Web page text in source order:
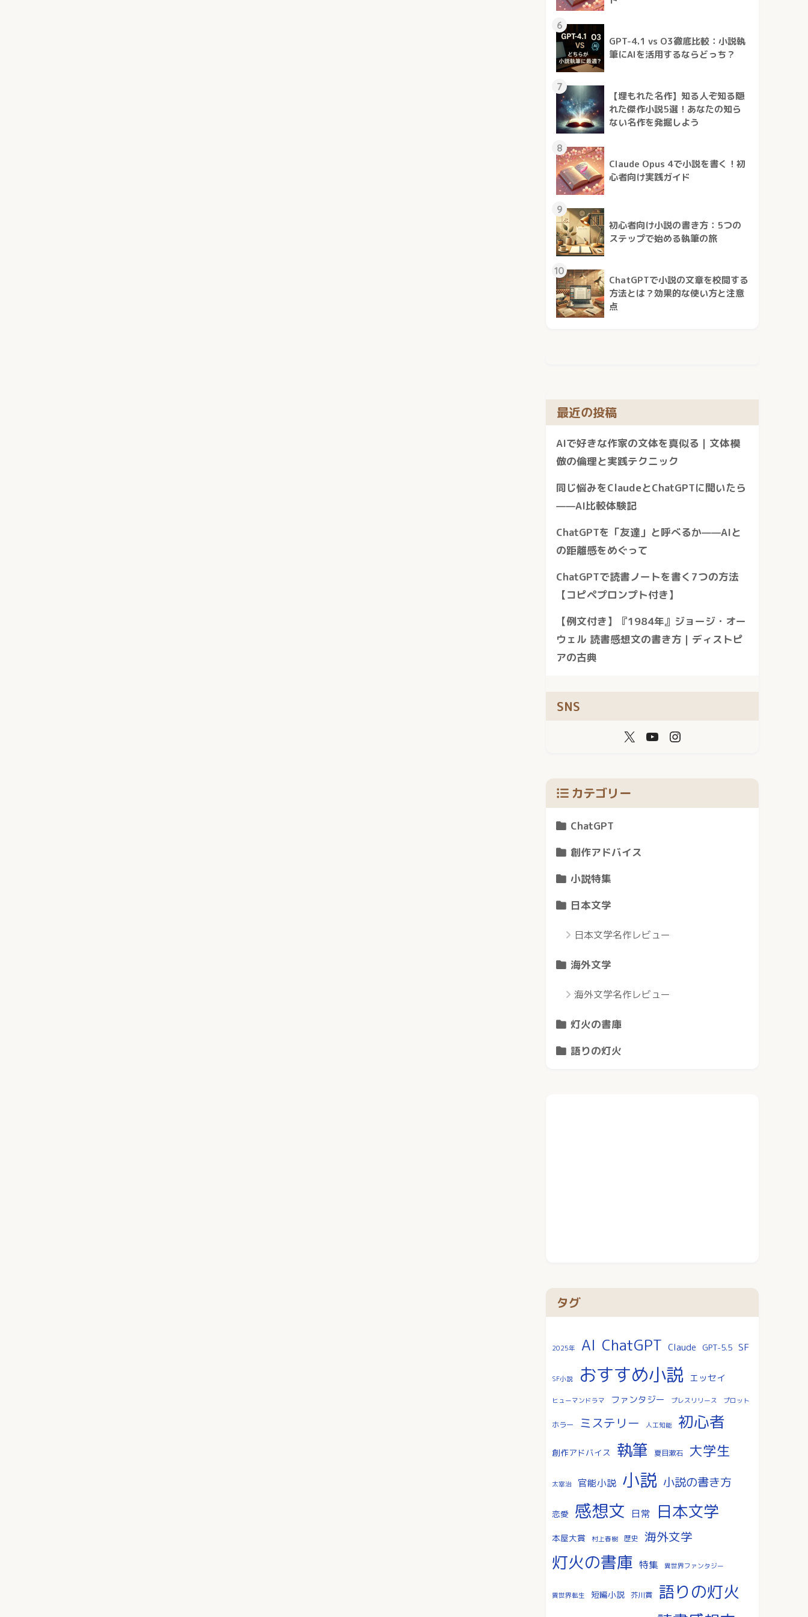
6
GPT-4.1 vs O3徹底比較：小説執
筆にAIを活用するならどっち？
7
【埋もれた名作】知る人ぞ知る隠
れた傑作小説5選！あなたの知ら
ない名作を発掘しよう
8
Claude Opus 4で小説を書く！初
心者向け実践ガイド
9
初心者向け小説の書き方：5つの
ステップで始める執筆の旅
10
ChatGPTで小説の文章を校閲する
方法とは？効果的な使い方と注意
点
最近の投稿
AIで好きな作家の文体を真似る｜文体模
倣の倫理と実践テクニック
同じ悩みをClaudeとChatGPTに聞いたら
——AI比較体験記
ChatGPTを「友達」と呼べるか——AIと
の距離感をめぐって
ChatGPTで読書ノートを書く7つの方法
【コピペプロンプト付き】
【例文付き】『1984年』ジョージ・オー
ウェル 読書感想文の書き方｜ディストピ
アの古典
SNS
カテゴリー
ChatGPT
創作アドバイス
小説特集
日本文学
日本文学名作レビュー
海外文学
海外文学名作レビュー
灯火の書庫
語りの灯火
タグ
2025年 AI ChatGPT Claude GPT-5.5 SF
SF小説 おすすめ小説 エッセイ
ヒューマンドラマ ファンタジー プレスリリース プロット
ホラー ミステリー 人工知能 初心者
創作アドバイス 執筆 夏目漱石 大学生
太宰治 官能小説 小説 小説の書き方
恋愛 感想文 日常 日本文学
本屋大賞 村上春樹 歴史 海外文学
灯火の書庫 特集 異世界ファンタジー
異世界転生 短編小説 芥川賞 語りの灯火